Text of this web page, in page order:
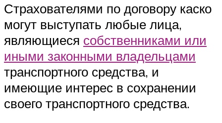
Страхователями по договору каско
могут выступать любые лица,
являющиеся собственниками или
иными законными владельцами
транспортного средства, и
имеющие интерес в сохранении
своего транспортного средства.